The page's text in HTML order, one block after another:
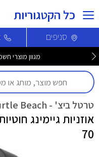
כל הקטגוריות
סניפים
מגוון מוצרי
טרטל ביצ' - Turtle Beach
70